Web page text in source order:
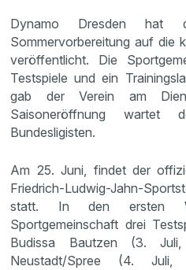
Dynamo Dresden hat
Sommervorbereitung auf die
veröffentlicht. Die
Testspiele und ein
gab der Verein am
Saisoneröffnung
Bundesligisten.
Am 25. Juni, findet der
Friedrich-Ludwig-Jahn-
statt. In den ersten
Sportgemeinschaft drei
Budissa Bautzen (3.
Neustadt/Spree (4.